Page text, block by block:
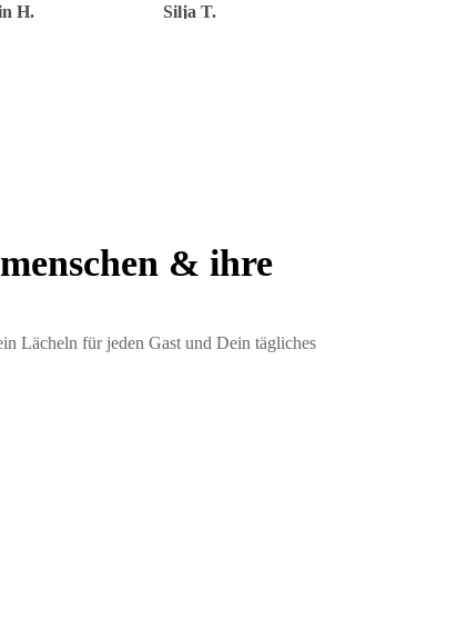
H.
Silja T.
& ihre
Lächeln für jeden Gast und Dein tägliches